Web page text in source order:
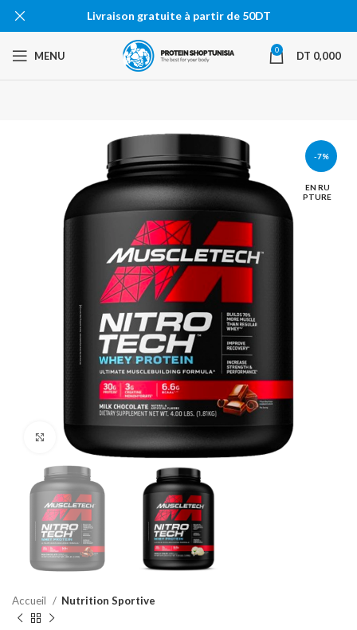
MENU 0 DT 0,000
-7%
EN RU
PTURE
Agrandir
Accueil Nutrition Sportive
Livraison gratuite à partir de 50DT